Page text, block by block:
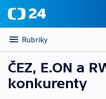
Rubriky
ČEZ, E.ON a
konkurenty